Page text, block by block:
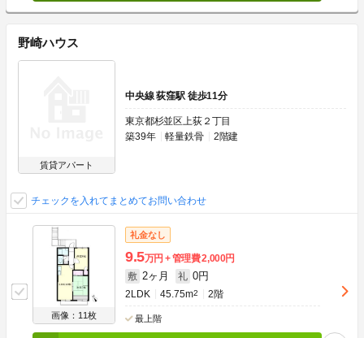
野崎ハウス
賃貸アパート
中央線 荻窪駅 徒歩11分
東京都杉並区上荻２丁目
築39年
軽量鉄骨 2階建
チェックを入れてまとめてお問い合わせ
画像：11枚
礼金なし
9.5万円 管理費2,000円
敷 2ヶ月 礼 0円
2LDK 45.75m2 2階
最上階